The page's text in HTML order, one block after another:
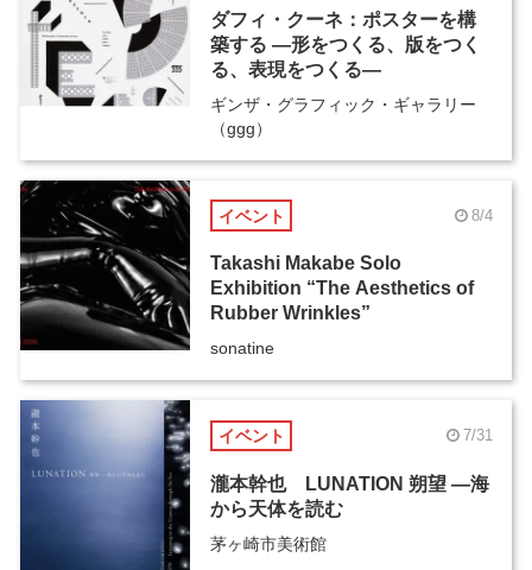
ダフィ・クーネ：ポスターを構
築する ―形をつくる、版をつく
る、表現をつくる―
ギンザ・グラフィック・ギャラリー
（ggg）
イベント 8/4
Takashi Makabe Solo
Exhibition “The Aesthetics of
Rubber Wrinkles”
sonatine
イベント 7/31
瀧本幹也 LUNATION 朔望 ―海
から天体を読む
茅ヶ崎市美術館